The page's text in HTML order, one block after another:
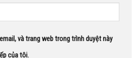
và trang web trong trình duyệt này
của tôi.